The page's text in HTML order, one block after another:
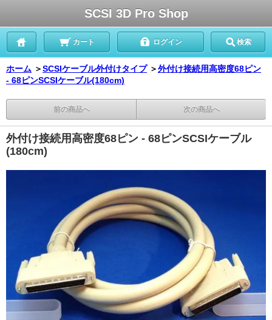
SCSI 3D Pro Shop
カート ログイン 検索
ホーム ＞SCSIケーブル外付けタイプ ＞外付け接続用高密度68ピン
- 68ピンSCSIケーブル(180cm)
前の商品へ 次の商品へ
外付け接続用高密度68ピン - 68ピンSCSIケーブル
(180cm)